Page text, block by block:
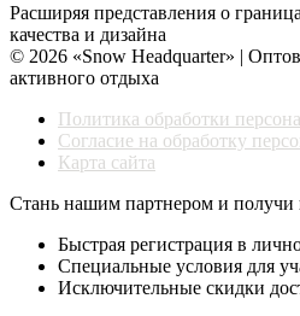
Расширяя представления о
качества и дизайна
© 2026 «Snow Headquarter» |
активного отдыха
Политика обработки
Согласие на обработку
Карта сайта
Стань нашим партнером и получи
Быстрая регистрация в
Специальные условия для
Исключительные скидки